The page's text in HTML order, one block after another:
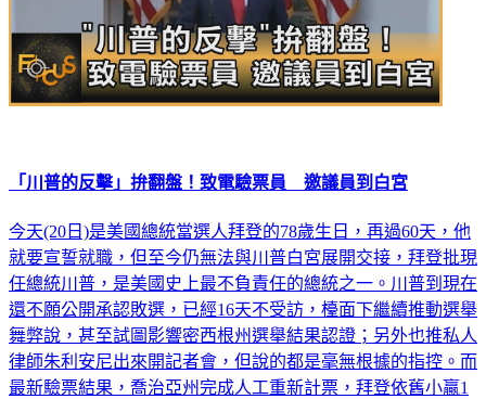
「川普的反擊」拚翻盤！致電驗票員 邀議員到白宮
今天(20日)是美國總統當選人拜登的78歲生日，再過60天，他
就要宣誓就職，但至今仍無法與川普白宮展開交接，拜登批現
任總統川普，是美國史上最不負責任的總統之一。川普到現在
還不願公開承認敗選，已經16天不受訪，檯面下繼續推動選舉
舞弊說，甚至試圖影響密西根州選舉結果認證；另外也推私人
律師朱利安尼出來開記者會，但說的都是毫無根據的指控。而
最新驗票結果，喬治亞州完成人工重新計票，拜登依舊小贏1